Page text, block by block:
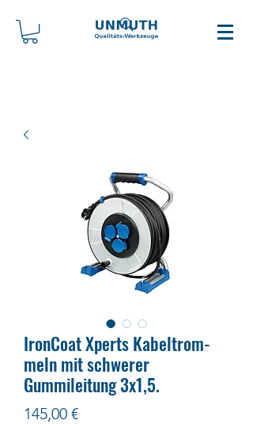
Iron­Coat Xperts Ka­bel­trom­
meln mit schwerer
Gummileitung 3x1,5.
145,00 €Preis